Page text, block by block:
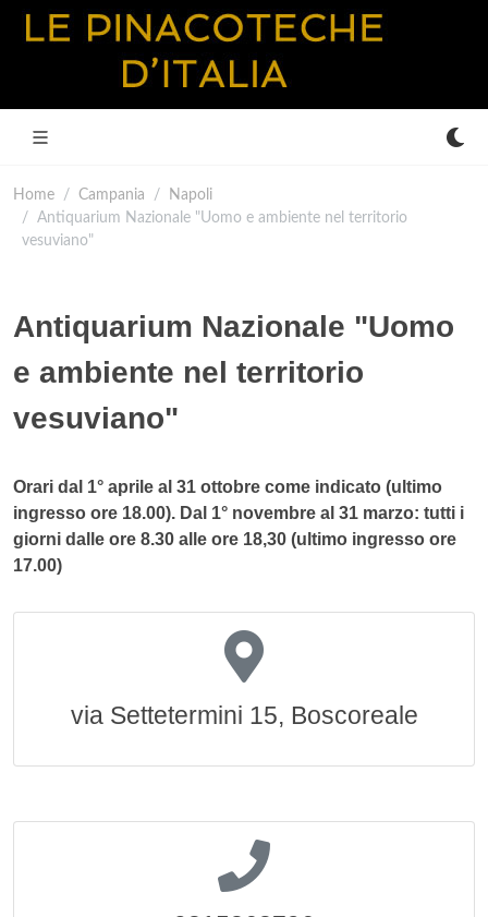
Home Campania
Napoli
Antiquarium Nazionale "Uomo e ambiente nel territorio
vesuviano"
Antiquarium Nazionale "Uomo
e ambiente nel territorio
vesuviano"
Orari dal 1° aprile al 31 ottobre come indicato (ultimo
ingresso ore 18.00). Dal 1° novembre al 31 marzo: tutti i
giorni dalle ore 8.30 alle ore 18,30 (ultimo ingresso ore
17.00)
via Settetermini 15, Boscoreale